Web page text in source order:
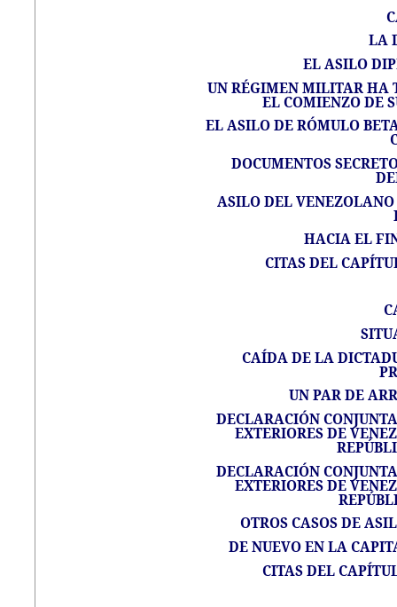
LA
EL ASILO
UN RÉGIMEN MILITAR HA
EL COMIENZO DE
EL ASILO DE RÓMULO
DOCUMENTOS
ASILO DEL
HACIA EL
CITAS DEL
CAÍDA DE LA
UN PAR DE
DECLARACIÓN
EXTERIORES DE
DECLARACIÓN
EXTERIORES DE
OTROS CASOS DE
DE NUEVO EN LA
CITAS DEL